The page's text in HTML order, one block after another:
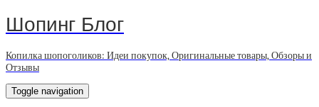
Шопинг Блог
Копилка шопоголиков: Идеи покупок, Оригинальные товары, Обзоры и
Отзывы
Toggle navigation